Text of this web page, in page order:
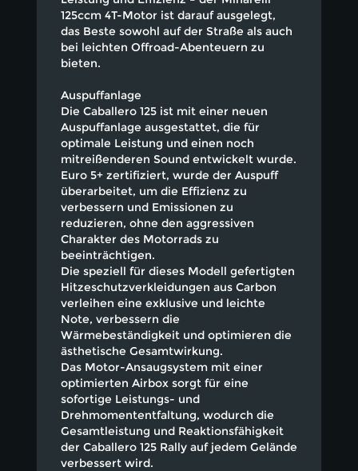
125ccm 4T-Motor ist darauf ausgelegt,
das Beste sowohl auf der Straße als auch
bei leichten Offroad-Abenteuern zu
bieten.
Auspuffanlage
Die Caballero 125 ist mit einer neuen
Auspuffanlage ausgestattet, die für
optimale Leistung und einen noch
mitreißenderen Sound entwickelt wurde.
Euro 5+ zertifiziert, wurde der Auspuff
überarbeitet, um die Effizienz zu
verbessern und Emissionen zu
reduzieren, ohne den aggressiven
Charakter des Motorrads zu
beeinträchtigen.
Die speziell für dieses Modell gefertigten
Hitzeschutzverkleidungen aus Carbon
verleihen eine exklusive und leichte
Note, verbessern die
Wärmebeständigkeit und optimieren die
ästhetische Gesamtwirkung.
Das Motor-Ansaugsystem mit einer
optimierten Airbox sorgt für eine
sofortige Leistungs- und
Drehmomententfaltung, wodurch die
Gesamtleistung und Reaktionsfähigkeit
der Caballero 125 Rally auf jedem Gelände
verbessert wird.